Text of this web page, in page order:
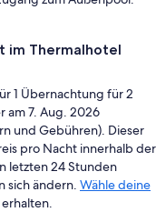
im Thermalhotel
1 Übernachtung für 2
am 7. Aug. 2026
und Gebühren). Dieser
pro Nacht innerhalb der
letzten 24 Stunden
sich ändern. Wähle deine